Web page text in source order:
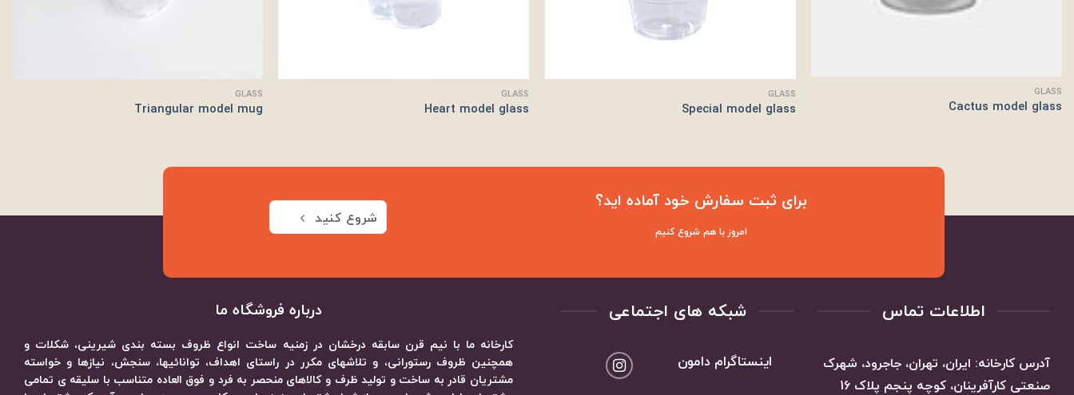
GLASS
Cactus model glass
GLASS
Special model glass
GLASS
Heart model glass
GLASS
Triangular model mug
برای ثبت سفارش خود آماده اید؟
امروز با هم شروع کنیم
شروع کنید
اطلاعات تماس
آدرس کارخانه: ایران، تهران، جاجرود، شهرک
شبکه های اجتماعی
اینستاگرام دامون
درباره فروشگاه ما
کارخانه ما با نیم قرن سابقه درخشان در زمنیه ساخت انواع ظروف بسته بندی شیرینی، شکلات و
همچنین ظروف رستورانی، و تلاشهای مکرر در راستای اهداف، توانائیها، سنجش، نیازها و خواسته
مشتریان قادر به ساخت و تولید ظرف و کالاهای منحصر به فرد و فوق العاده متناسب با سلیقه ی تمامی